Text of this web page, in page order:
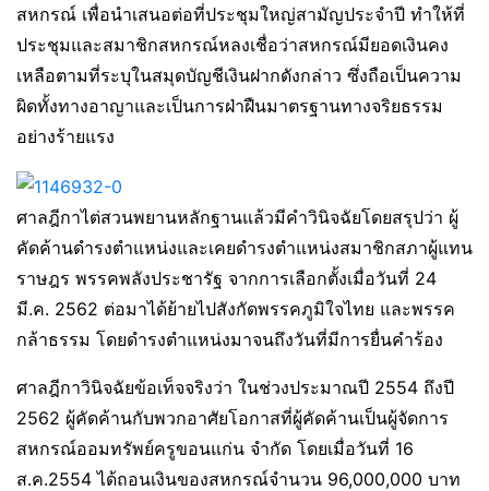
สหกรณ์ เพื่อนำเสนอต่อที่ประชุมใหญ่สามัญประจำปี ทำให้ที่
ประชุมและสมาชิกสหกรณ์หลงเชื่อว่าสหกรณ์มียอดเงินคง
เหลือตามที่ระบุในสมุดบัญชีเงินฝากดังกล่าว ซึ่งถือเป็นความ
ผิดทั้งทางอาญาและเป็นการฝ่าฝืนมาตรฐานทางจริยธรรม
อย่างร้ายแรง
ศาลฎีกาไต่สวนพยานหลักฐานแล้วมีคำวินิจฉัยโดยสรุปว่า ผู้
คัดค้านดำรงตำแหน่งและเคยดำรงตำแหน่งสมาชิกสภาผู้แทน
ราษฎร พรรคพลังประชารัฐ จากการเลือกตั้งเมื่อวันที่ 24
มี.ค. 2562 ต่อมาได้ย้ายไปสังกัดพรรคภูมิใจไทย และพรรค
กล้าธรรม โดยดำรงตำแหน่งมาจนถึงวันที่มีการยื่นคำร้อง
ศาลฎีกาวินิจฉัยข้อเท็จจริงว่า ในช่วงประมาณปี 2554 ถึงปี
2562 ผู้คัดค้านกับพวกอาศัยโอกาสที่ผู้คัดค้านเป็นผู้จัดการ
สหกรณ์ออมทรัพย์ครูขอนแก่น จำกัด โดยเมื่อวันที่ 16
ส.ค.2554 ได้ถอนเงินของสหกรณ์จำนวน 96,000,000 บาท